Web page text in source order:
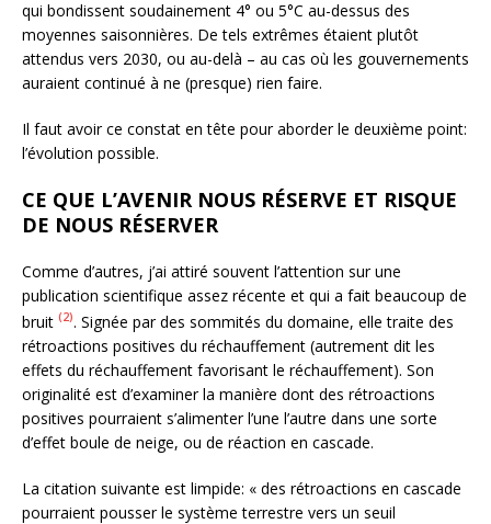
qui bondissent soudainement 4° ou 5°C au-dessus des
moyennes saisonnières. De tels extrêmes étaient plutôt
attendus vers 2030, ou au-delà – au cas où les gouvernements
auraient continué à ne (presque) rien faire.
Il faut avoir ce constat en tête pour aborder le deuxième point:
l’évolution possible.
CE QUE L’AVENIR NOUS RÉSERVE ET RISQUE
DE NOUS RÉSERVER
Comme d’autres, j’ai attiré souvent l’attention sur une
publication scientifique assez récente et qui a fait beaucoup de
bruit (2). Signée par des sommités du domaine, elle traite des
rétroactions positives du réchauffement (autrement dit les
effets du réchauffement favorisant le réchauffement). Son
originalité est d’examiner la manière dont des rétroactions
positives pourraient s’alimenter l’une l’autre dans une sorte
d’effet boule de neige, ou de réaction en cascade.
La citation suivante est limpide: « des rétroactions en cascade
pourraient pousser le système terrestre vers un seuil